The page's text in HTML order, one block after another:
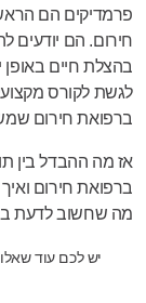
פרמדיקים הם
חירום. הם יודעים
בהצלת חיים באופן
לגשת לקורס
ברפואת חירום
אז מה ההבדל בין
ברפואת חירום
מה שחשוב לדעת
יש לכם עוד